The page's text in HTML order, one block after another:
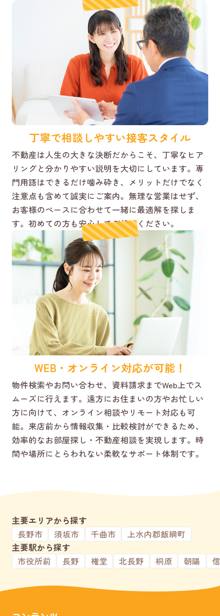
丁寧で相談しやすい接客スタイル
不動産は人生の大きな決断だからこそ、丁寧なヒア
リングと分かりやすい説明を大切にしています。専
門用語はできるだけ噛み砕き、メリットだけでなく
注意点も含めて誠実にご案内。無理な営業はせず、
お客様のペースに合わせて一緒に最適解を探しま
す。初めての方も安心してご相談ください。
WEB・オンライン対応が可能！
物件検索やお問い合わせ、資料請求までWeb上でス
ムーズに行えます。遠方にお住まいの方やお忙しい
方に向けて、オンライン相談やリモート対応も可
能。来店前から情報収集・比較検討ができるため、
効率的なお部屋探し・不動産相談を実現します。時
間や場所にとらわれない柔軟なサポート体制です。
主要エリアから探す
長野市
須坂市 千曲市
上水内郡飯綱町
主要駅から探す
市役所前
長野 権堂 北長野 桐原 朝陽